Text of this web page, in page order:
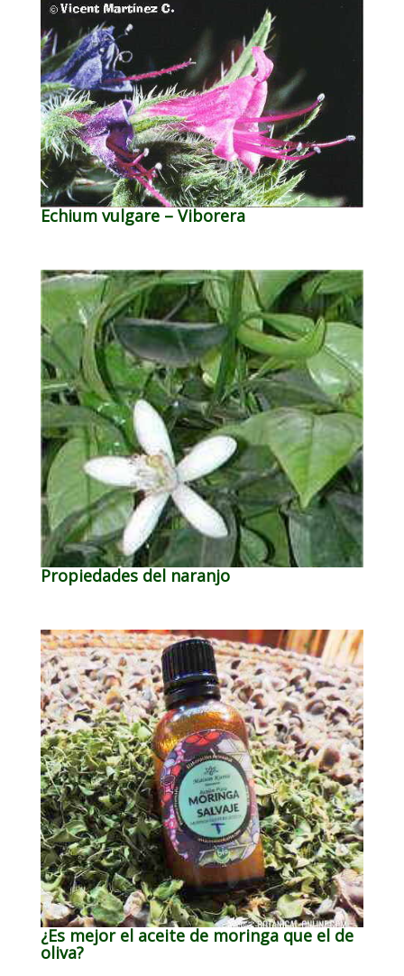
Echium vulgare – Viborera
Propiedades del naranjo
¿Es mejor el aceite de moringa que el de
oliva?